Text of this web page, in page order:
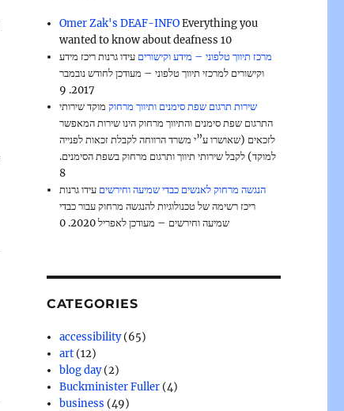
Omer Zak's DEAF-INFOEverything you
wanted to know about deafness 10
מרכז תיווך טלפוני – מידע וקישורים עידו גרנות ריכז מידע
וקישורים למרכזי תיווך טלפוני – מעודכן לחודש נובמבר
2017. 9
שירות תרגום שפת סימנים ותיווך מרחוקמוקד שירותי
התרגום שפת סימנים והתיווך מרחוק הינו שירות המאפשר
לזכאים (שאושרו ע”י משרד הרווחה לקבלת זכאות לפנייה
למוקד) לקבל שירותי תיווך ותרגום מרחוק בשפת הסימנים.
8
הנגשה מרחוק לאנשים כבדי שמיעה וחירשים עידו גרנות
ריכז רשימה של טכנולוגיות להנגשה מרחוק עבור כבדי
שמיעה וחירשים – מעודכן לאפריל 2020. 0
CATEGORIES
accessibility(65)
art (12)
blog day(2)
Buckminister Fuller (4)
business (49)